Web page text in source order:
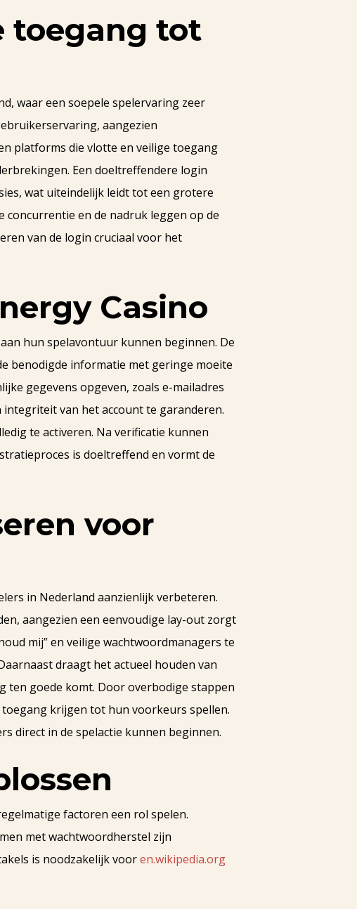
toegang tot
waar een soepele spelervaring zeer
aangezien
platforms die vlotte en veilige toegang
Een doeltreffendere login
wat uiteindelijk leidt tot een grotere
concurrentie en de nadruk leggen op de
van de login cruciaal voor het
Casino
hun spelavontuur kunnen beginnen. De
benodigde informatie met geringe moeite
gegevens opgeven, zoals e-mailadres
van het account te garanderen.
te activeren. Na verificatie kunnen
is doeltreffend en vormt de
voor
in Nederland aanzienlijk verbeteren.
aangezien een eenvoudige lay-out zorgt
mij” en veilige wachtwoordmanagers te
draagt het actueel houden van
ten goede komt. Door overbodige stappen
krijgen tot hun voorkeurs spellen.
direct in de spelactie kunnen beginnen.
factoren een rol spelen.
met wachtwoordherstel zijn
is noodzakelijk vooren.wikipedia.org